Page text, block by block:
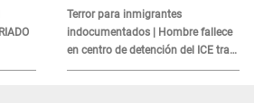
es?
Terror para inmigrantes
indocumentados | Hombre fallece
en centro de detención del ICE tras
sufrir una "emergencia médica"